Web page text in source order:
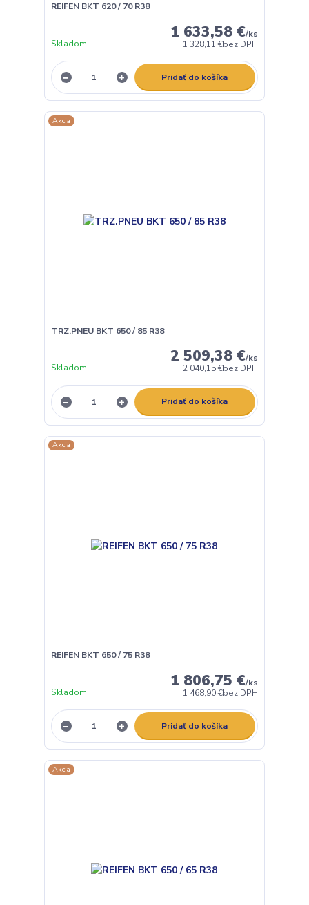
REIFEN BKT 620 / 70 R38
1 633,58 €/ks
1 328,11 €bez DPH
Skladom
Pridať do košíka
Akcia
TRZ.PNEU BKT 650 / 85 R38
2 509,38 €/ks
2 040,15 €bez DPH
Skladom
Pridať do košíka
Akcia
REIFEN BKT 650 / 75 R38
1 806,75 €/ks
1 468,90 €bez DPH
Skladom
Pridať do košíka
Akcia